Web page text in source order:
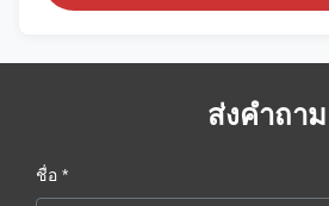
ส่งคำถาม
ชื่อ *